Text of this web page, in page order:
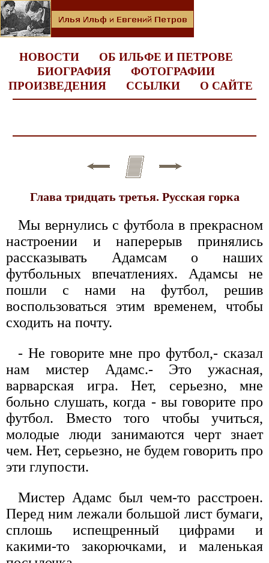
НОВОСТИ
ОБ ИЛЬФЕ И ПЕТРОВЕ
БИОГРАФИЯ
ФОТОГРАФИИ
ПРОИЗВЕДЕНИЯ
ССЫЛКИ О САЙТЕ
Глава тридцать третья. Русская горка
Мы вернулись с футбола в прекрасном
настроении и наперерыв принялись
рассказывать Адамсам о наших
футбольных впечатлениях. Адамсы не
пошли с нами на футбол, решив
воспользоваться этим временем, чтобы
сходить на почту.
- Не говорите мне про футбол,- сказал
нам мистер Адамс.- Это ужасная,
варварская игра. Нет, серьезно, мне
больно слушать, когда - вы говорите про
футбол. Вместо того чтобы учиться,
молодые люди занимаются черт знает
чем. Нет, серьезно, не будем говорить про
эти глупости.
Мистер Адамс был чем-то расстроен.
Перед ним лежали большой лист бумаги,
сплошь испещренный цифрами и
какими-то закорючками, и маленькая